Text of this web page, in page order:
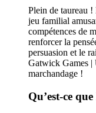
Plein de taureau
jeu familial
compétences de
renforcer la
persuasion et le
Gatwick Games |
marchandage !
Qu’est-ce